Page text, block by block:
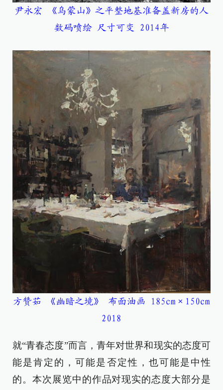
尹永宏 《乌蒙山》之平整地基准备盖新房的人
数码喷绘 尺寸可变 2014年
方赞茹 《幽暗之境》 布面油画 185cm×150cm
2018
就“青春态度”而言，青年对世界和现实的态度可
能是肯定的，可能是否定性，也可能是中性
的。本次展览中的作品对现实的态度大部分是